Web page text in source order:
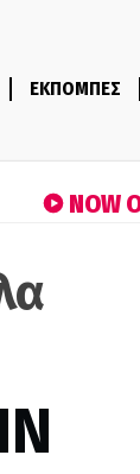
ΕΚΠΟΜΠΕΣ
NOW